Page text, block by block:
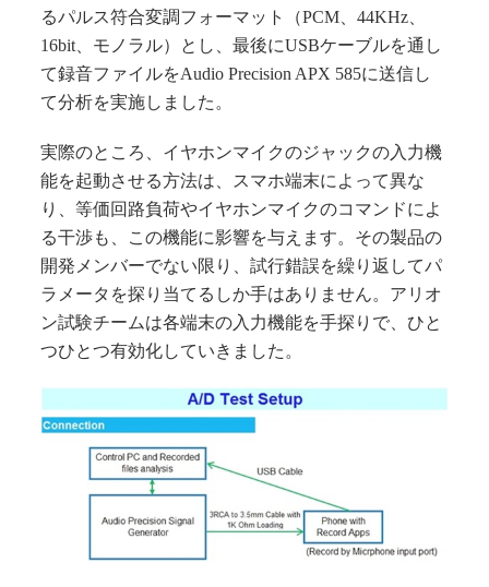
るパルス符合変調フォーマット（PCM、44KHz、
16bit、モノラル）とし、最後にUSBケーブルを通し
て録音ファイルをAudio Precision APX 585に送信し
て分析を実施しました。
実際のところ、イヤホンマイクのジャックの入力機
能を起動させる方法は、スマホ端末によって異な
り、等価回路負荷やイヤホンマイクのコマンドによ
る干渉も、この機能に影響を与えます。その製品の
開発メンバーでない限り、試行錯誤を繰り返してパ
ラメータを探り当てるしか手はありません。アリオ
ン試験チームは各端末の入力機能を手探りで、ひと
つひとつ有効化していきました。